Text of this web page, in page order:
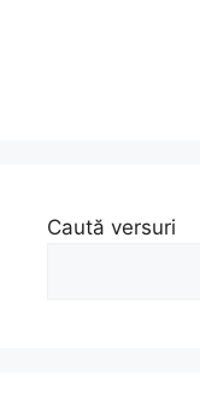
Caută versuri